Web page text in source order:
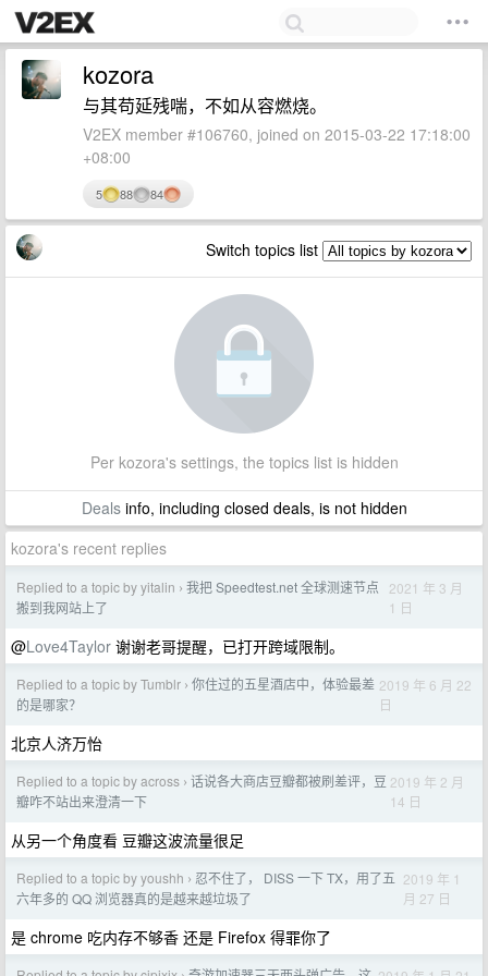
kozora
与其苟延残喘，不如从容燃烧。
V2EX member #106760, joined on 2015-03-22 17:18:00
+08:00
5 88 84
Switch topics list
Per kozora's settings, the topics list is hidden
Dealsinfo, including closed deals, is not hidden
kozora's recent replies
Replied to a topic by yitalin › 我把 Speedtest.net 全球测速节点
搬到我网站上了
2021 年 3 月
1 日
@Love4Taylor 谢谢老哥提醒，已打开跨域限制。
Replied to a topic by Tumblr › 你住过的五星酒店中，体验最差
的是哪家？
2019 年 6 月 22
日
北京人济万怡
Replied to a topic by across › 话说各大商店豆瓣都被刷差评，豆
瓣咋不站出来澄清一下
2019 年 2 月
14 日
从另一个角度看 豆瓣这波流量很足
Replied to a topic by youshh › 忍不住了， DISS 一下 TX，用了五
六年多的 QQ 浏览器真的是越来越垃圾了
2019 年 1
月 27 日
是 chrome 吃内存不够香 还是 Firefox 得罪你了